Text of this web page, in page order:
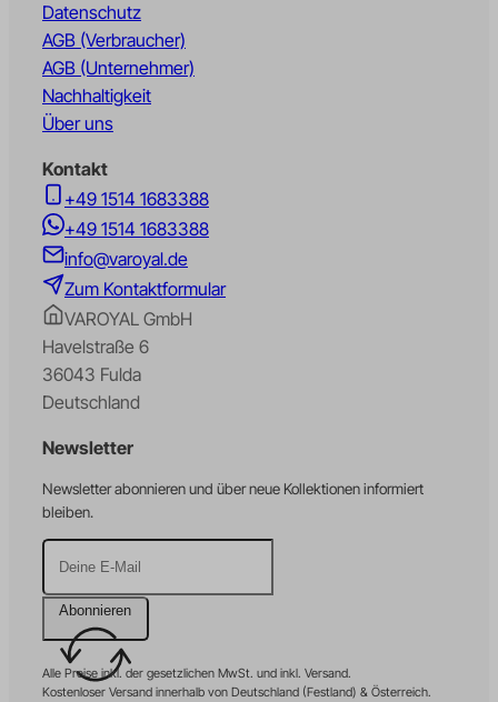
Datenschutz
AGB (Verbraucher)
AGB (Unternehmer)
Nachhaltigkeit
Über uns
Kontakt
+49 1514 1683388
+49 1514 1683388
info@varoyal.de
Zum Kontaktformular
VAROYAL GmbH
Havelstraße 6
36043 Fulda
Deutschland
Newsletter
Newsletter abonnieren und über neue Kollektionen informiert
bleiben.
Abonnieren
Alle Preise inkl. der gesetzlichen MwSt. und inkl. Versand.
Kostenloser Versand innerhalb von Deutschland (Festland) & Österreich.